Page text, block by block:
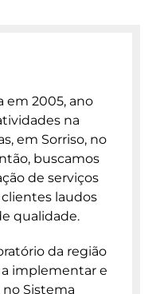
em 2005, ano
na
em Sorriso, no
buscamos
de serviços
clientes laudos
qualidade.
da região
implementar e
Sistema